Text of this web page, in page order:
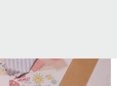
poche arrière
aide à accroître la
les sols et atténuer le